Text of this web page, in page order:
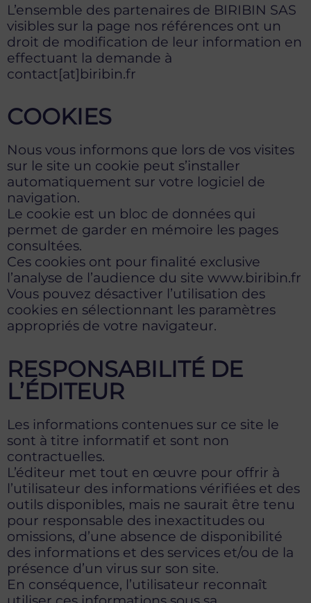
L’ensemble des partenaires de BIRIBIN SAS
visibles sur la page nos références ont un
droit de modification de leur information en
effectuant la demande à
contact[at]biribin.fr
COOKIES
Nous vous informons que lors de vos visites
sur le site un cookie peut s’installer
automatiquement sur votre logiciel de
navigation.
Le cookie est un bloc de données qui
permet de garder en mémoire les pages
consultées.
Ces cookies ont pour finalité exclusive
l’analyse de l’audience du site www.biribin.fr
Vous pouvez désactiver l’utilisation des
cookies en sélectionnant les paramètres
appropriés de votre navigateur.
RESPONSABILITÉ DE
L’ÉDITEUR
Les informations contenues sur ce site le
sont à titre informatif et sont non
contractuelles.
L’éditeur met tout en œuvre pour offrir à
l’utilisateur des informations vérifiées et des
outils disponibles, mais ne saurait être tenu
pour responsable des inexactitudes ou
omissions, d’une absence de disponibilité
des informations et des services et/ou de la
présence d’un virus sur son site.
En conséquence, l’utilisateur reconnaît